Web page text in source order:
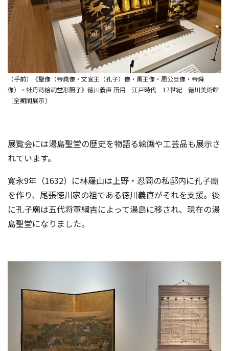
（手前）《聖像（帝堯像・文宣王（孔子）像・禹王像・周公旦像・帝舜
像）・牡丹蒔絵祠堂形厨子》徳川義直 所用 江戸時代 17世紀 徳川美術館
［全期間展示］
展覧会には湯島聖堂の歴史を物語る絵画や工芸品も展示さ
れています。
寛永9年（1632）に林羅山は上野・忍岡の私邸内に孔子廟
を作り、尾張徳川家の祖である徳川義直がそれを支援。後
に孔子廟は五代将軍綱吉によって湯島に移され、現在の湯
島聖堂になりました。